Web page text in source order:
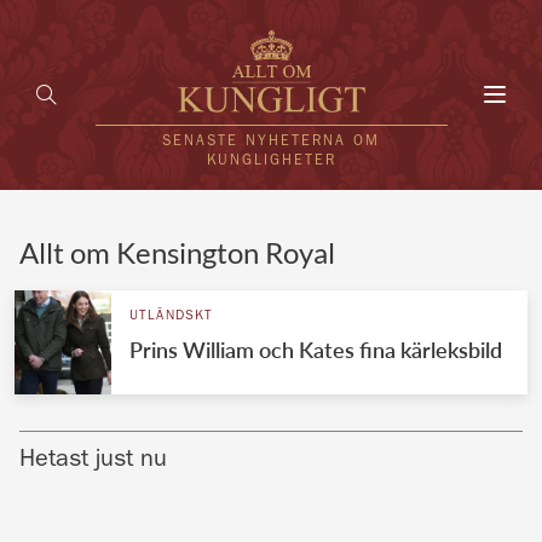
SENASTE NYHETERNA OM
KUNGLIGHETER
UTLÄNDSKT
VÄRLDENS KUNGAHUS
Allt om Kensington Royal
UTLÄNDSKT
Prins William och Kates fina kärleksbild
Hetast just nu